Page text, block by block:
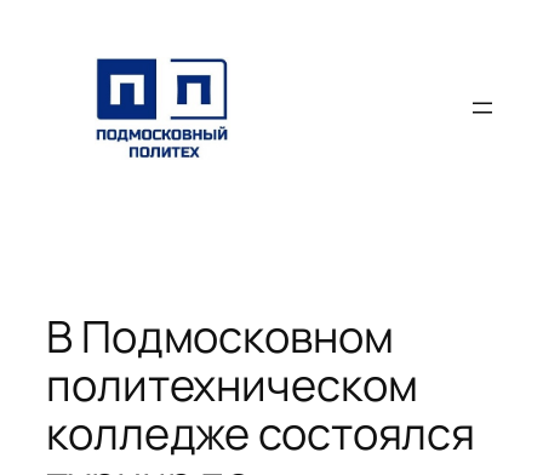
содержимому
В Подмосковном
политехническом
колледже состоялся